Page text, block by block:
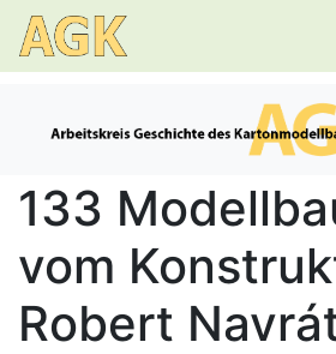
133
vom
Robert